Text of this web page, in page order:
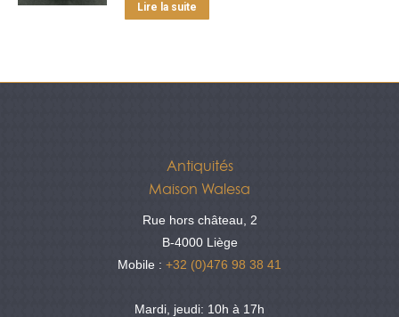
Lire la suite
Antiquités
Maison Walesa
Rue hors château, 2
B-4000 Liège
Mobile : +32 (0)476 98 38 41
Mardi, jeudi: 10h à 17h